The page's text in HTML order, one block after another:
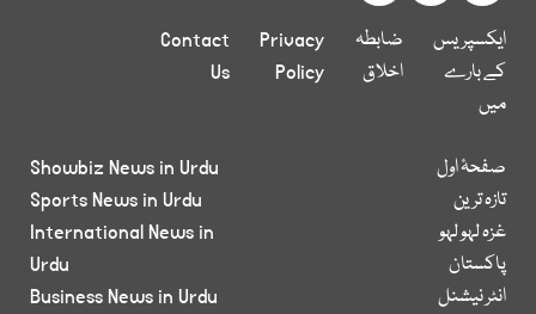
ایکسپریس
کے بارے
میں
ضابطہ
اخلاق
Privacy
Policy
Contact
Us
صفحۂ اول
تازہ ترین
غزہ لہو لہو
پاکستان
انٹر نیشنل
Showbiz News in Urdu
Sports News in Urdu
International News in
Urdu
Business News in Urdu